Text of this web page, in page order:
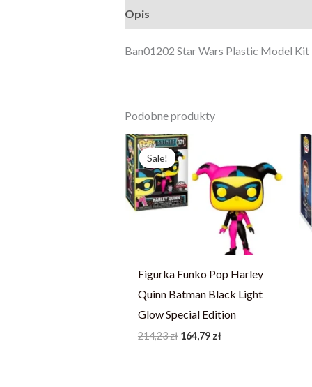
Opis
Ban01202 Star Wars Plastic Model Kit
Podobne produkty
Sale!
Sale!
Figurka Funko Pop Harley
Quinn Batman Black Light
Glow Special Edition
214,23zł
Pierwotna
cena
wynosiła:
214,23 zł.
164,79 zł
wynosi:
164,79 zł.